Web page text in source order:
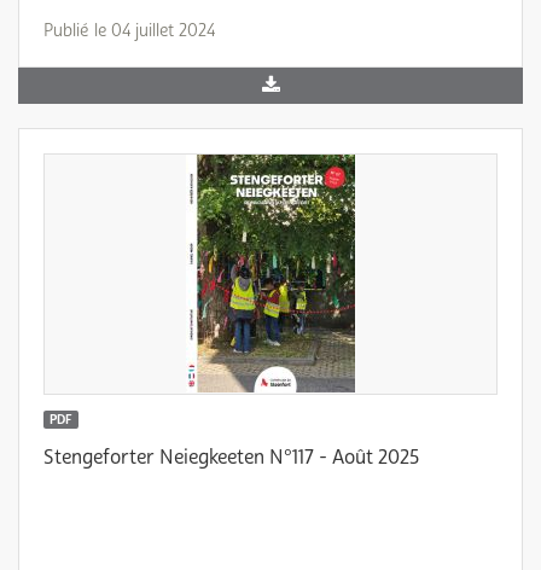
Publié le 04 juillet 2024
PDF
Stengeforter Neiegkeeten N°117 - Août 2025